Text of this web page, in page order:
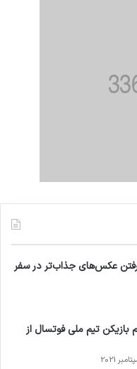
تیم ملی فوتسال از